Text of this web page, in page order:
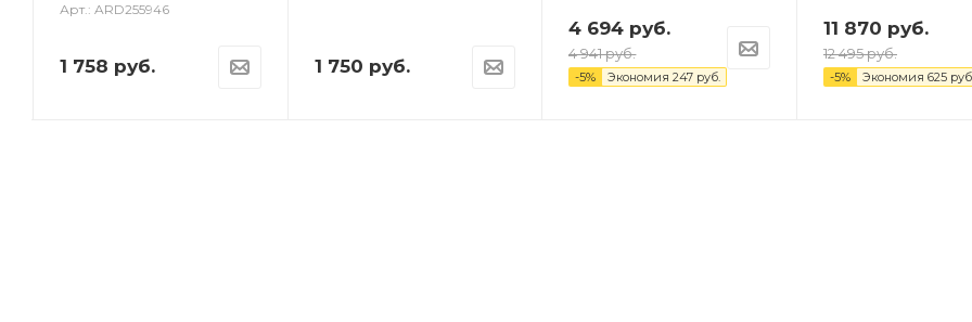
Арт.: ARD255946
1 758 руб. 1 750 руб.
4 694 руб.
4 941руб.
-5% Экономия 247 руб.
11 870 руб.
12 495руб.
-5% Экономия 625